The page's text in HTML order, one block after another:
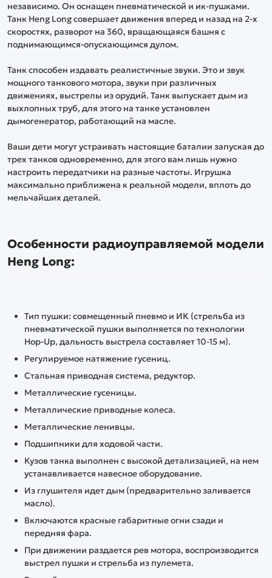
независимо. Он оснащен пневматической и ик-пушками.
Танк Heng Long совершает движения вперед и назад на 2-х
скоростях, разворот на 360, вращающаяся башня с
поднимающимся-опускающимся дулом.
Танк способен издавать реалистичные звуки. Это и звук
мощного танкового мотора, звуки при различных
движениях, выстрелы из орудий. Танк выпускает дым из
выхлопных труб, для этого на танке установлен
дымогенератор, работающий на масле.
Ваши дети могут устраивать настоящие баталии запуская до
трех танков одновременно, для этого вам лишь нужно
настроить передатчики на разные частоты. Игрушка
максимально приближена к реальной модели, вплоть до
мельчайших деталей.
Особенности радиоуправляемой модели
Heng Long:
Тип пушки: совмещенный пневмо и ИК (стрельба из
пневматической пушки выполняется по технологии
Hop-Up, дальность выстрела составляет 10-15 м).
Регулируемое натяжение гусениц.
Стальная приводная система, редуктор.
Металлические гусеницы.
Металлические приводные колеса.
Металлические ленивцы.
Подшипники для ходовой части.
Кузов танка выполнен с высокой детализацией, на нем
устанавливается навесное оборудование.
Из глушителя идет дым (предварительно заливается
масло).
Включаются красные габаритные огни сзади и
передняя фара.
При движении раздается рев мотора, воспроизводится
выстрел пушки и стрельба из пулемета.